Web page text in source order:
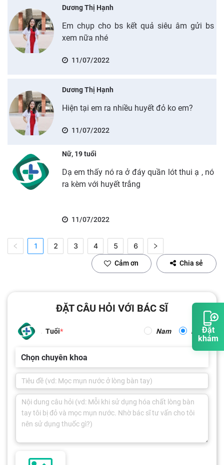
Đặt
khám
Dương Thị Hạnh
Em chụp cho bs kết quả siêu âm gửi bs
xem nữa nhé
11/07/2022
Dương Thị Hạnh
Hiện tại em ra nhiều huyết đỏ ko em?
11/07/2022
Nữ, 19 tuổi
Dạ em thấy nó ra ở đáy quần lót thui ạ , nó
ra kèm với huyết trắng
11/07/2022
1 2 3 4 5 6
Cảm ơn Chia sẻ
ĐẶT CÂU HỎI VỚI BÁC SĨ
Tuổi Nam Nữ
Chọn chuyên khoa